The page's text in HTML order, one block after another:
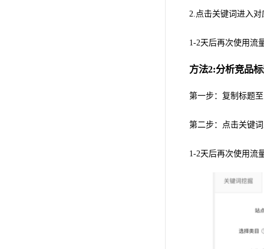
2.点击关键词进入
1-2天后再次使用流
方法2:分析竞品
第一步：复制标题
第二步：点击关键
1-2天后再次使用流